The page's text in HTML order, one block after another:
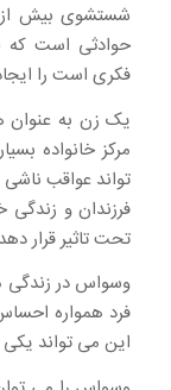
شستشوی بیش
حوادثی است که
فکری است را
یک زن به عنوان
مرکز خانواده
تواند عواقب
فرزندان و
تحت تاثیر قرار
وسواس در
فرد همواره
این می تواند یکی